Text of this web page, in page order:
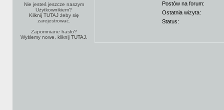
Nie jesteś jeszcze naszym
Użytkownikiem?
Kilknij TUTAJżeby się
zarejestrować.
Zapomniane hasło?
Wyślemy nowe, kliknij TUTAJ.
Postów na forum:
Ostatnia wizyta:
Status: